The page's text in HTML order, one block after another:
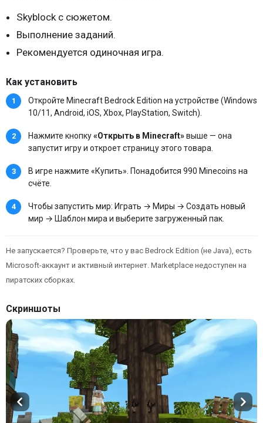
Skyblock с сюжетом.
Выполнение заданий.
Рекомендуется одиночная игра.
Как установить
Откройте Minecraft Bedrock Edition на устройстве (Windows
10/11, Android, iOS, Xbox, PlayStation, Switch).
Нажмите кнопку«Открыть в Minecraft»выше — она
запустит игру и откроет страницу этого товара.
В игре нажмите «Купить». Понадобится 990 Minecoins на
счёте.
Чтобы запустить мир: Играть → Миры → Создать новый
мир → Шаблон мира и выберите загруженный пак.
Не запускается? Проверьте, что у вас Bedrock Edition (не Java), есть
Microsoft-аккаунт и активный интернет. Marketplace недоступен на
пиратских сборках.
Скриншоты